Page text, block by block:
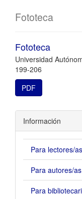
Fototeca
Fototeca
Universidad
199-206
PDF
Información
Para lectores/as
Para autores/as
Para